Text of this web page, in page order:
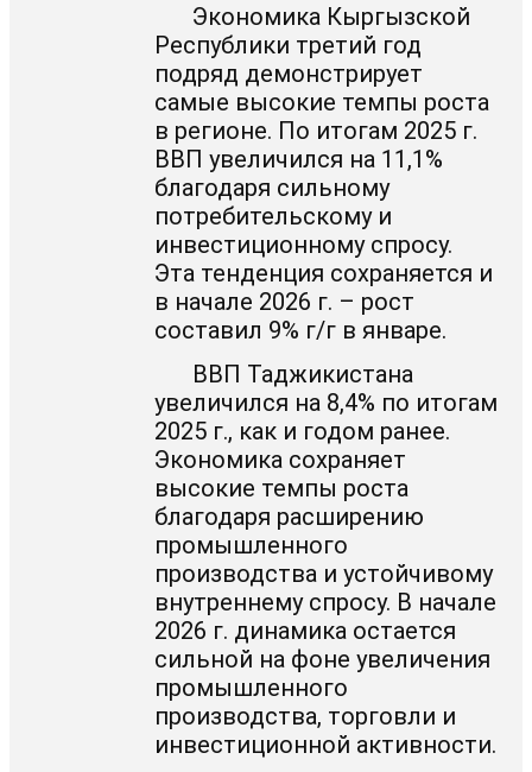
Экономика Кыргызской
Республики третий год
подряд демонстрирует
самые высокие темпы роста
в регионе. По итогам 2025 г.
ВВП увеличился на 11,1%
благодаря сильному
потребительскому и
инвестиционному спросу.
Эта тенденция сохраняется и
в начале 2026 г. – рост
составил 9% г/г в январе.
ВВП Таджикистана
увеличился на 8,4% по итогам
2025 г., как и годом ранее.
Экономика сохраняет
высокие темпы роста
благодаря расширению
промышленного
производства и устойчивому
внутреннему спросу. В начале
2026 г. динамика остается
сильной на фоне увеличения
промышленного
производства, торговли и
инвестиционной активности.